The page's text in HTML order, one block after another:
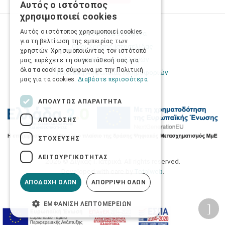
Προσωπικά δεδομένα
Όροι Χρήσης Ιστοσελίδας
Ασφάλεια συναλλαγών
Πολιτική Ασφάλειας Πληροφοριών
2026 © Δίγκας Γ. Ιατρικά. All rights reserved.
Developed with care byTotalweb.
Προσβασιμότητα
Αυτός ο ιστότοπος
χρησιμοποιεί cookies
Αυτός ο ιστότοπος χρησιμοποιεί cookies
για τη βελτίωση της εμπειρίας των
χρηστών. Χρησιμοποιώντας τον ιστότοπό
μας, παρέχετε τη συγκατάθεσή σας για
όλα τα cookies σύμφωνα με την Πολιτική
μας για τα cookies. Διαβάστε περισσότερα
ΑΠΟΛΎΤΩΣ ΑΠΑΡΑΊΤΗΤΑ
ΑΠΌΔΟΣΗΣ
ΣΤΌΧΕΥΣΗΣ
ΛΕΙΤΟΥΡΓΙΚΌΤΗΤΑΣ
ΑΠΟΔΟΧΉ ΌΛΩΝ ΑΠΌΡΡΙΨΗ ΌΛΩΝ
ΕΜΦΆΝΙΣΗ ΛΕΠΤΟΜΕΡΕΙΏΝ